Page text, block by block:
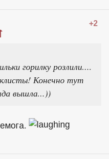
+2
горилку розлили....
Конечно тут
вышла...))